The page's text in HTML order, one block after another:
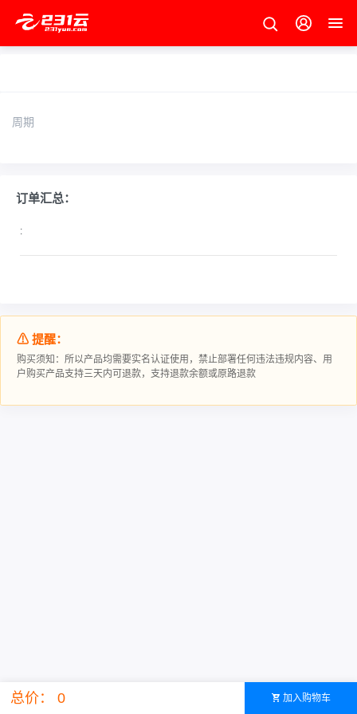
周期
订单汇总：
:
总价： 0 加入购物车
⚠ 提醒：
购买须知：所以产品均需要实名认证使用，禁止部署任何违法违规内容、用
户购买产品支持三天内可退款，支持退款余额或原路退款